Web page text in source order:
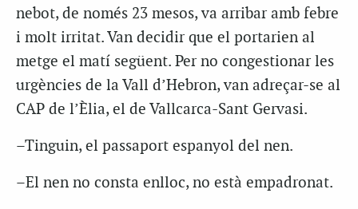
nebot, de només 23 mesos, va arribar amb febre
i molt irritat. Van decidir que el portarien al
metge el matí següent. Per no congestionar les
urgències de la Vall d’Hebron, van adreçar-se al
CAP de l’Èlia, el de Vallcarca-Sant Gervasi.
–Tinguin, el passaport espanyol del nen.
–El nen no consta enlloc, no està empadronat.